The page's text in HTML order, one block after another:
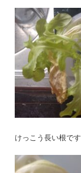
けっこう長い根です